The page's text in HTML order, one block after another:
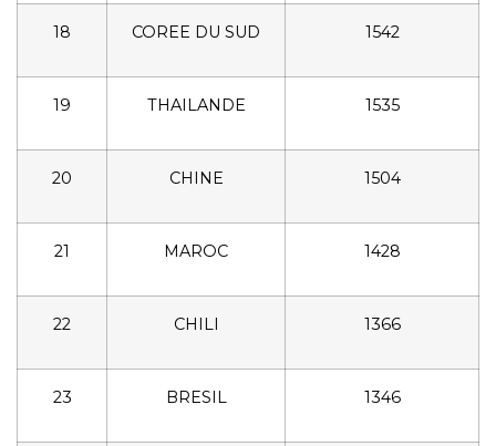
18 COREE DU SUD 1542
19 THAILANDE 1535
20 CHINE 1504
21 MAROC 1428
22 CHILI 1366
23 BRESIL 1346